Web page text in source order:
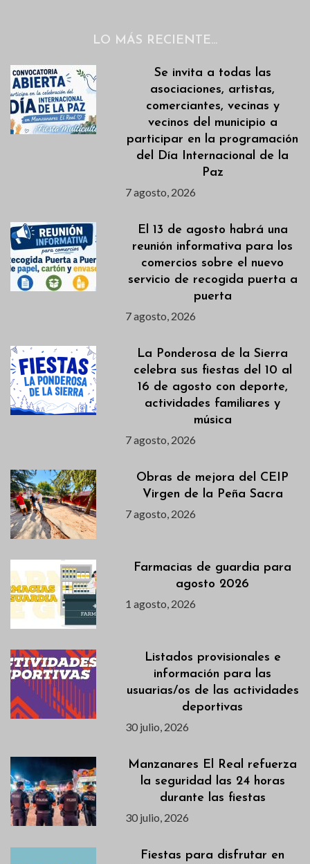
LO MÁS RECIENTE…
Se invita a todas las
asociaciones, artistas,
comerciantes, vecinas y
vecinos del municipio a
participar en la programación
del Día Internacional de la
Paz
7 agosto, 2026
El 13 de agosto habrá una
reunión informativa para los
comercios sobre el nuevo
servicio de recogida puerta a
puerta
7 agosto, 2026
La Ponderosa de la Sierra
celebra sus fiestas del 10 al
16 de agosto con deporte,
actividades familiares y
música
7 agosto, 2026
Obras de mejora del CEIP
Virgen de la Peña Sacra
7 agosto, 2026
Farmacias de guardia para
agosto 2026
1 agosto, 2026
Listados provisionales e
información para las
usuarias/os de las actividades
deportivas
30 julio, 2026
Manzanares El Real refuerza
la seguridad las 24 horas
durante las fiestas
30 julio, 2026
Fiestas para disfrutar en